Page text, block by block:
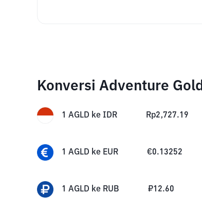
Konversi Adventure Gold
1 AGLD ke IDR Rp2,727.19
1 AGLD ke EUR €0.13252
1 AGLD ke RUB ₽12.60